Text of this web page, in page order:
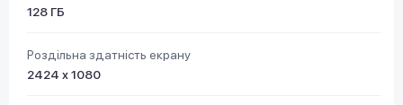
128 ГБ
Роздільна здатність екрану
2424 x 1080